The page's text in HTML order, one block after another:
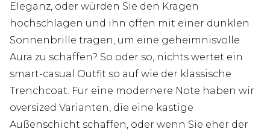
Eleganz, oder würden Sie den Kragen
hochschlagen und ihn offen mit einer dunklen
Sonnenbrille tragen, um eine geheimnisvolle
Aura zu schaffen? So oder so, nichts wertet ein
smart-casual Outfit so auf wie der klassische
Trenchcoat. Für eine modernere Note haben wir
oversized Varianten, die eine kastige
Außenschicht schaffen, oder wenn Sie eher der